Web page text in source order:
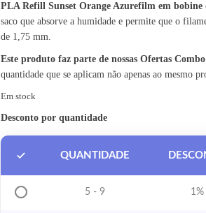
PLA Refill Sunset Orange Azurefilm em bobine
saco que absorve a humidade e permite que o
de 1,75 mm.
Este produto faz parte de nossas Ofertas Combo
quantidade que se aplicam não apenas ao mesmo
Em stock
Desconto por quantidade
QUANTIDADE
5 - 9 1%